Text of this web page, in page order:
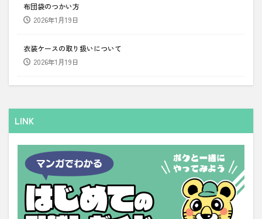
布団袋のつかい方
2026年1月19日
衣装ケースの取り扱いについて
2026年1月19日
LINK